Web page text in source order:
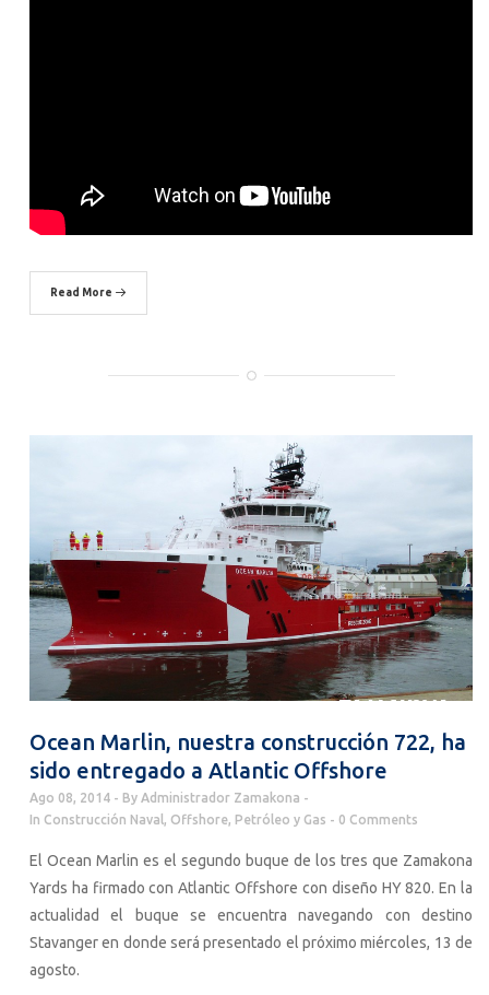
Read More
Ocean Marlin, nuestra construcción 722, ha
sido entregado a Atlantic Offshore
Ago 08, 2014 By Administrador Zamakona
In Construcción Naval, Offshore, Petróleo y Gas 0 Comments
El Ocean Marlin es el segundo buque de los tres que Zamakona
Yards ha firmado con Atlantic Offshore con diseño HY 820. En la
actualidad el buque se encuentra navegando con destino
Stavanger en donde será presentado el próximo miércoles, 13 de
agosto.